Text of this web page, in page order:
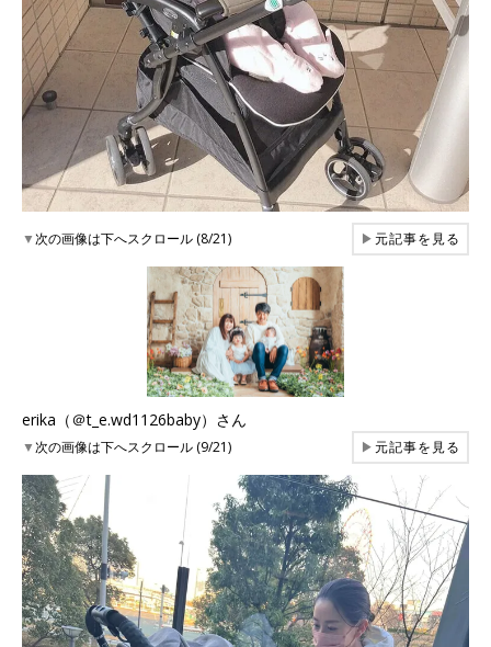
▼次の画像は下へスクロール (8/21) ▶元記事を見る
erika（＠t_e.wd1126baby）さん
▼次の画像は下へスクロール (9/21) ▶元記事を見る